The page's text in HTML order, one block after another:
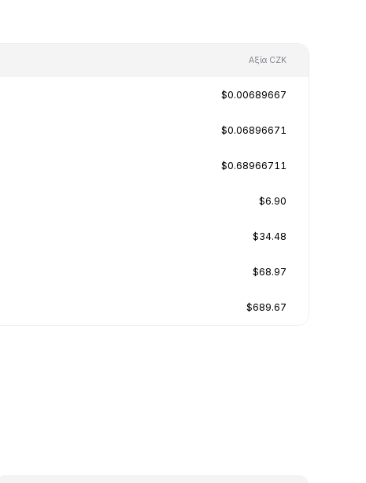
Αξία CZK
$0.00689667
$0.06896671
$0.68966711
$6.90
$34.48
$68.97
$689.67